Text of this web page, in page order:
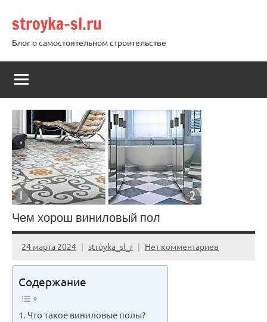
содержимому
stroyka-sl.ru
Блог о самостоятельном строительстве
Чем хорош виниловый пол
24 марта 2024 stroyka_sl_r Нет комментариев
Содержание
Что такое виниловые полы?